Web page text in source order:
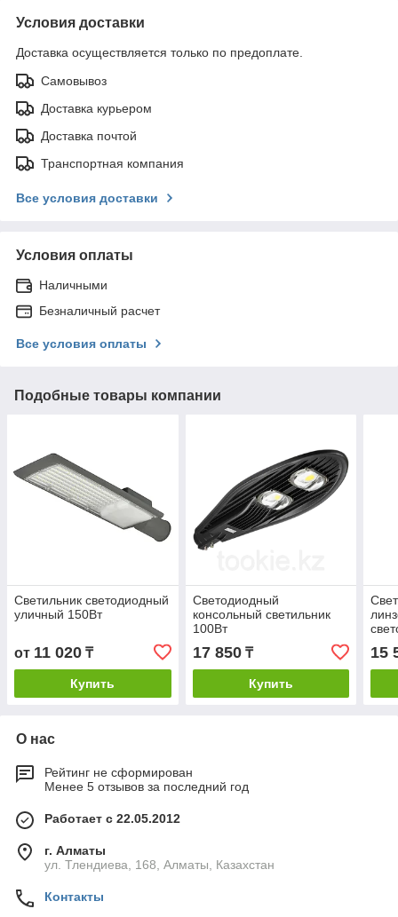
Условия доставки
Доставка осуществляется только по предоплате.
Самовывоз
Доставка курьером
Доставка почтой
Транспортная компания
Все условия доставки
Условия оплаты
Наличными
Безналичный расчет
Все условия оплаты
Подобные товары компании
Светильник светодиодный
уличный 150Вт
от 11 020 ₸
Купить
Светодиодный
консольный светильник
100Вт
17 850₸
Купить
15
О нас
Рейтинг не сформирован
Менее 5 отзывов за последний год
Работает с 22.05.2012
г. Алматы
ул. Тлендиева, 168, Алматы, Казахстан
Контакты